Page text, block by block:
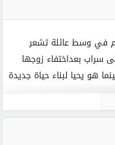
في قلبي
3
الحلقة 3
في وسط عائلة تشعر
سراب بعداختفاء زوجها
هو يحيا لبناء حياة جديدة